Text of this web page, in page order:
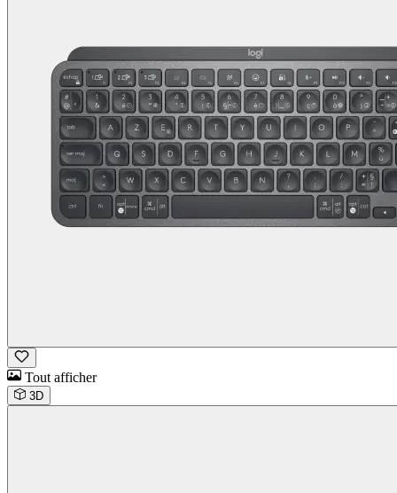
Tout afficher
3D